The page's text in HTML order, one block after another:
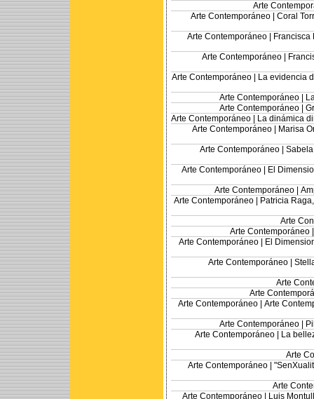
Arte
Arte Contemporáneo | Coral
Arte Contemporáneo |
Arte Contemporáneo |
Arte Contemporáneo | La evidencia
Arte Contemporáneo |
Arte Contemporáneo |
Arte Contemporáneo |
La dinámica
Arte Contemporáneo |
Marisa
Arte Contemporáneo |
Arte Contemporáneo | El
Arte Contemporáneo |
Arte Contemporáneo |
Patricia
Arte
Arte Contemporáneo
Arte Contemporáneo |
El
Arte Contemporáneo |
Arte
Arte
Arte Contemporáneo | Arte
Arte Contemporáneo |
Arte Contemporáneo |
La
Arte
Arte Contemporáneo |
Arte
Arte Contemporáneo |
Luis